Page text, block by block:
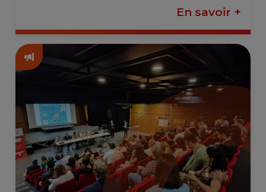
En savoir +